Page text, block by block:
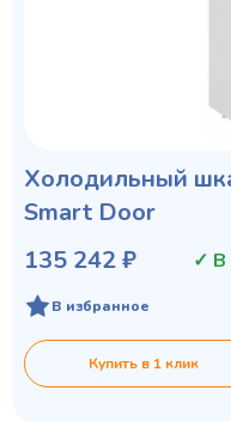
Холодильный
Smart Door
135 242 ₽
✓ В
В избранное
Купить в 1 клик